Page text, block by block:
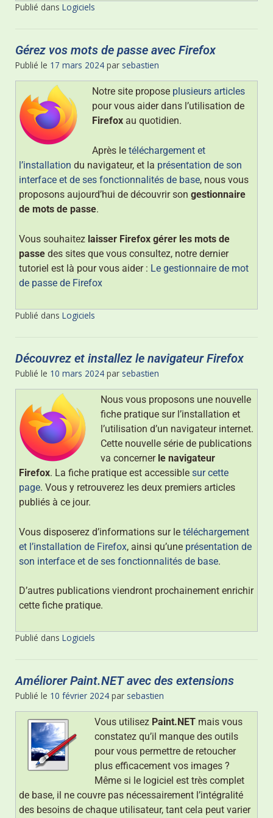
Publié dans Logiciels
Gérez vos mots de passe avec Firefox
Publié le 17 mars 2024 par sebastien
Notre site propose plusieurs articles
pour vous aider dans l’utilisation de
Firefox au quotidien.
Après le téléchargement et
l’installation du navigateur, et la présentation de son
interface et de ses fonctionnalités de base, nous vous
proposons aujourd’hui de découvrir son gestionnaire
de mots de passe.
Vous souhaitez laisser Firefox gérer les mots de
passe des sites que vous consultez, notre dernier
tutoriel est là pour vous aider : Le gestionnaire de mot
de passe de Firefox
Publié dans Logiciels
Découvrez et installez le navigateur Firefox
Publié le 10 mars 2024 par sebastien
Nous vous proposons une nouvelle
fiche pratique sur l’installation et
l’utilisation d’un navigateur internet.
Cette nouvelle série de publications
va concerner le navigateur
Firefox. La fiche pratique est accessible sur cette
page. Vous y retrouverez les deux premiers articles
publiés à ce jour.
Vous disposerez d’informations sur le téléchargement
et l’installation de Firefox, ainsi qu’une présentation de
son interface et de ses fonctionnalités de base.
D’autres publications viendront prochainement enrichir
cette fiche pratique.
Publié dans Logiciels
Améliorer Paint.NET avec des extensions
Publié le 10 février 2024 par sebastien
Vous utilisez Paint.NET mais vous
constatez qu’il manque des outils
pour vous permettre de retoucher
plus efficacement vos images ?
Même si le logiciel est très complet
de base, il ne couvre pas nécessairement l’intégralité
des besoins de chaque utilisateur, tant cela peut varier